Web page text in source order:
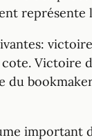
Victoire
du
important